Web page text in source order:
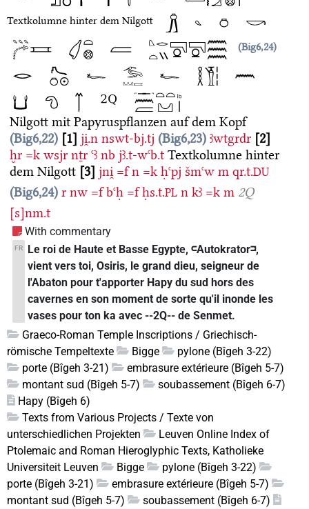
Textkolumne hinter dem Nilgott
Big6,24
Nilgott mit Papyruspflanzen auf dem Kopf
Big6,22
1 ji̯.n nswt-bj.tj Big6,23 ꜣwtgrdr 2
ḫr =k wsjr nṯr ꜥꜣ nb jꜣ.t-wꜥb.t Textkolumne hinter
dem Nilgott 3 jni̯ =f n =k ḥꜥpj šmꜥw m qr.t.DU
Big6,24 r nw =f bꜥḥ =f ḥs.t.PL n kꜣ =k m 2Q
[s]nm.t
With commentary
FR
Le roi de Haute et Basse Egypte, 𓍹Autokrator𓍺,
vient vers toi, Osiris, le grand dieu, seigneur de
l'Abaton pour t'apporter Hapy du sud hors des
cavernes en son moment de sorte qu'il inonde les
vases pour ton ka avec --2Q-- de Senmet.
Graeco-Roman Temple Inscriptions / Griechisch-
römische Tempeltexte
Bigge
pylone (Bîgeh 3-22)
porte (Bîgeh 3-21)
embrasure extérieure (Bîgeh 5-7)
montant sud (Bîgeh 5-7)
soubassement (Bîgeh 6-7)
Hapy (Bîgeh 6)
Texts from Various Projects / Texte von
unterschiedlichen Projekten
Leuven Online Index of
Ptolemaic and Roman Hieroglyphic Texts, Katholieke
Universiteit Leuven
Bigge
pylone (Bîgeh 3-22)
porte (Bîgeh 3-21)
embrasure extérieure (Bîgeh 5-7)
montant sud (Bîgeh 5-7)
soubassement (Bîgeh 6-7)